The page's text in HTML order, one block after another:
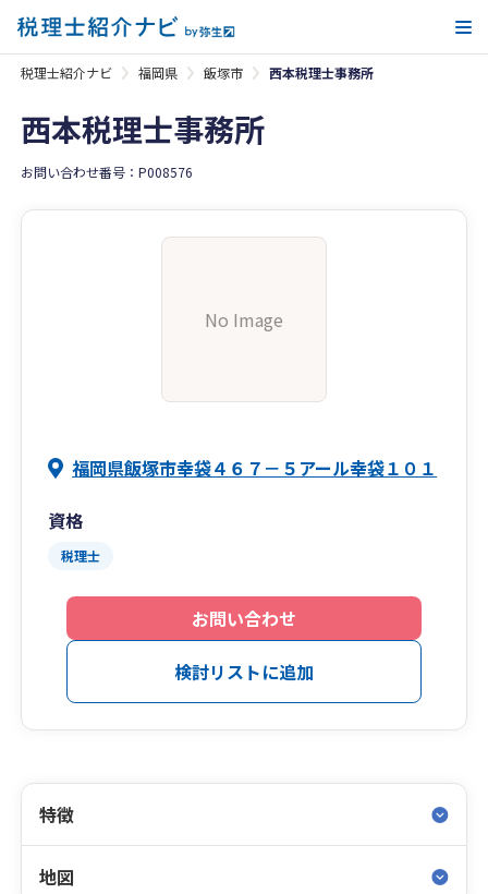
税理士紹介ナビ 福岡県 飯塚市 西本税理士事務所
西本税理士事務所
お問い合わせ番号：P008576
No Image
福岡県飯塚市幸袋４６７－５アール幸袋１０１
資格
税理士
お問い合わせ
検討リストに追加
特徴
地図